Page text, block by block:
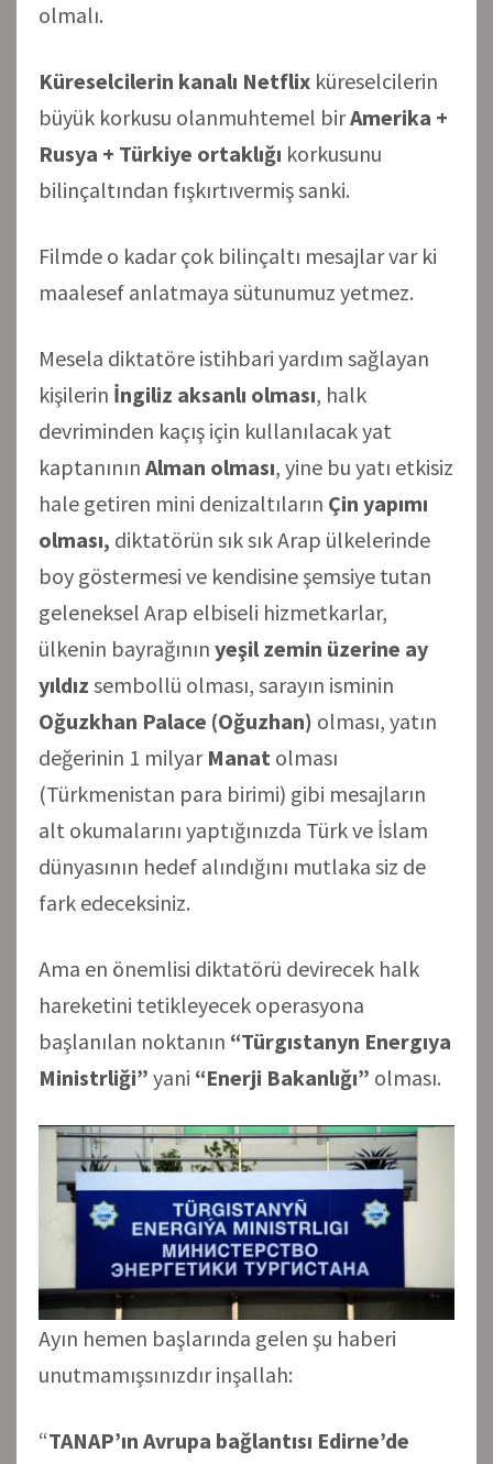
olmalı.
Küreselcilerin kanalı Netflix küreselcilerin
büyük korkusu olanmuhtemel birAmerika +
Rusya + Türkiye ortaklığı korkusunu
bilinçaltından fışkırtıvermiş sanki.
Filmde o kadar çok bilinçaltı mesajlar var ki
maalesef anlatmaya sütunumuz yetmez.
Mesela diktatöre istihbari yardım sağlayan
kişilerin İngiliz aksanlı olması, halk
devriminden kaçış için kullanılacak yat
kaptanının Alman olması, yine bu yatı etkisiz
hale getiren mini denizaltıların Çin yapımı
olması, diktatörün sık sık Arap ülkelerinde
boy göstermesi ve kendisine şemsiye tutan
geleneksel Arap elbiseli hizmetkarlar,
ülkenin bayrağının yeşil zemin üzerine ay
yıldız sembollü olması, sarayın isminin
Oğuzkhan Palace (Oğuzhan) olması, yatın
değerinin 1 milyar Manat olması
(Türkmenistan para birimi) gibi mesajların
alt okumalarını yaptığınızda Türk ve İslam
dünyasının hedef alındığını mutlaka siz de
fark edeceksiniz.
Ama en önemlisi diktatörü devirecek halk
hareketini tetikleyecek operasyona
başlanılan noktanın “Türgıstanyn Energıya
Ministrliği” yani “Enerji Bakanlığı” olması.
Ayın hemen başlarında gelen şu haberi
unutmamışsınızdır inşallah:
“TANAP’ın Avrupa bağlantısı Edirne’de